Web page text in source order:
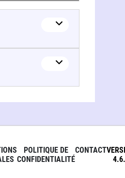
POLITIQUE DE
CONFIDENTIALITÉ
CONTACT